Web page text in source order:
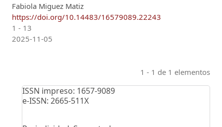
Fabiola Miguez Matiz
https://doi.org/10.14483/16579089.22243
1 - 13
2025-11-05
1 - 1 de 1 elementos
ISSN impreso: 1657-9089
e-ISSN: 2665-511X